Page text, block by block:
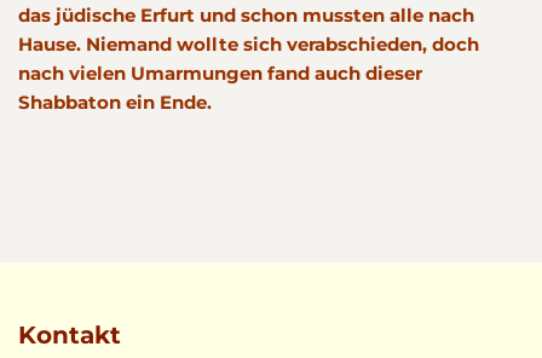
das jüdische Erfurt und schon mussten alle nach
Hause. Niemand wollte sich verabschieden, doch
nach vielen Umarmungen fand auch dieser
Shabbaton ein Ende.
Kontakt